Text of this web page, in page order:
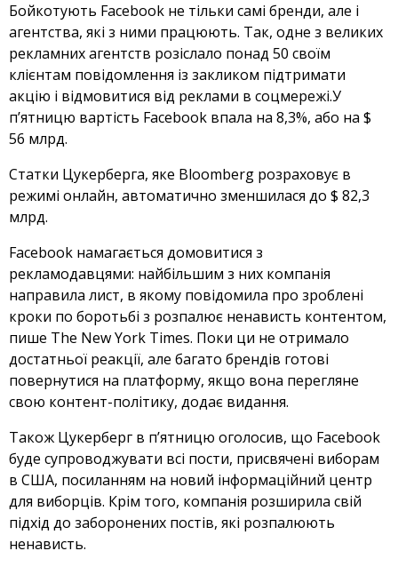
Бойкотують Facebook не тільки самі бренди, але і
агентства, які з ними працюють. Так, одне з великих
рекламних агентств розіслало понад 50 своїм
клієнтам повідомлення із закликом підтримати
акцію і відмовитися від реклами в соцмережі.У
п’ятницю вартість Facebook впала на 8,3%, або на $
56 млрд.
Статки Цукерберга, яке Bloomberg розраховує в
режимі онлайн, автоматично зменшилася до $ 82,3
млрд.
Facebook намагається домовитися з
рекламодавцями: найбільшим з них компанія
направила лист, в якому повідомила про зроблені
кроки по боротьбі з розпалює ненависть контентом,
пише The New York Times. Поки ци не отримало
достатньої реакції, але багато брендів готові
повернутися на платформу, якщо вона перегляне
свою контент-політику, додає видання.
Також Цукерберг в п’ятницю оголосив, що Facebook
буде супроводжувати всі пости, присвячені виборам
в США, посиланням на новий інформаційний центр
для виборців. Крім того, компанія розширила свій
підхід до заборонених постів, які розпалюють
ненависть.